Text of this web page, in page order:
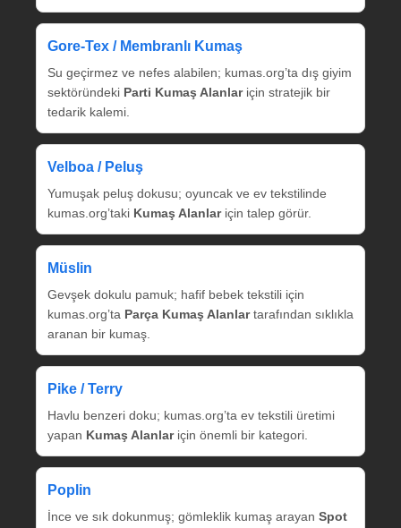
Gore‑Tex / Membranlı Kumaş
Su geçirmez ve nefes alabilen; kumas.org’ta dış giyim
sektöründeki Parti Kumaş Alanlariçin stratejik bir
tedarik kalemi.
Velboa / Peluş
Yumuşak peluş dokusu; oyuncak ve ev tekstilinde
kumas.org’taki Kumaş Alanlariçin talep görür.
Müslin
Gevşek dokulu pamuk; hafif bebek tekstili için
kumas.org’ta Parça Kumaş Alanlartarafından sıklıkla
aranan bir kumaş.
Pike / Terry
Havlu benzeri doku; kumas.org’ta ev tekstili üretimi
yapan Kumaş Alanlariçin önemli bir kategori.
Poplin
İnce ve sık dokunmuş; gömleklik kumaş arayan Spot